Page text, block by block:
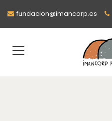
fundacion@imancorp.es